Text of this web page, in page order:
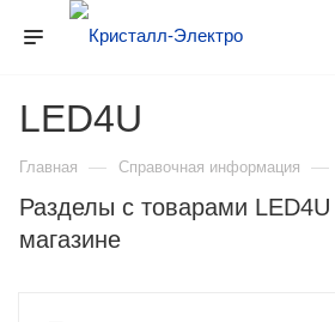
LED4U
Главная — Справочная информация —
Разделы с товарами
магазине